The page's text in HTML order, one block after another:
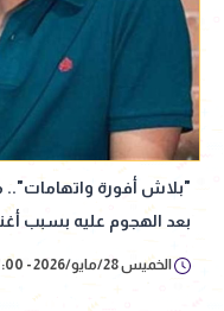
"بلاش أفورة واتهامات"..
بعد الهجوم عليه بسبب
الخميس 28/مايو/2026 - 07:00 م